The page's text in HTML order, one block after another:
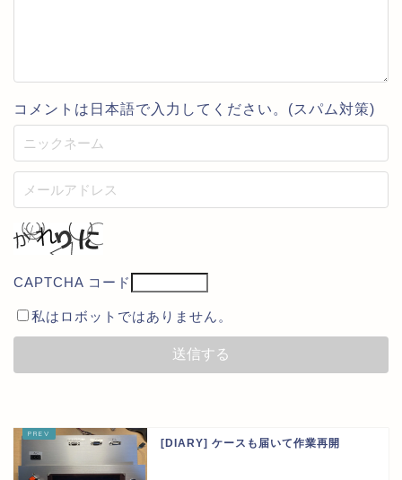
コメントは日本語で入力してください。(スパム対策)
CAPTCHA コード
私はロボットではありません。
[DIARY] ケースも届いて作業再開